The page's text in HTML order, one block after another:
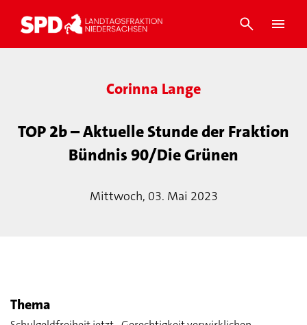
Corinna Lange
TOP 2b – Aktuelle Stunde der Fraktion
Bündnis 90/Die Grünen
Mittwoch, 03. Mai 2023
Thema